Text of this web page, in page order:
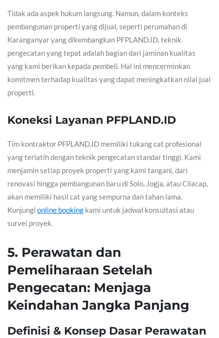
Tidak ada aspek hukum langsung. Namun, dalam konteks
pembangunan properti yang dijual, seperti perumahan di
Karanganyar yang dikembangkan PFPLAND.ID, teknik
pengecatan yang tepat adalah bagian dari jaminan kualitas
yang kami berikan kepada pembeli. Hal ini mencerminkan
komitmen terhadap kualitas yang dapat meningkatkan nilai jual
properti.
Koneksi Layanan PFPLAND.ID
Tim kontraktor PFPLAND.ID memiliki tukang cat profesional
yang terlatih dengan teknik pengecatan standar tinggi. Kami
menjamin setiap proyek properti yang kami tangani, dari
renovasi hingga pembangunan baru di Solo, Jogja, atau Cilacap,
akan memiliki hasil cat yang sempurna dan tahan lama.
Kunjungi online booking kami untuk jadwal konsultasi atau
survei proyek.
5. Perawatan dan
Pemeliharaan Setelah
Pengecatan: Menjaga
Keindahan Jangka Panjang
Definisi & Konsep Dasar Perawatan